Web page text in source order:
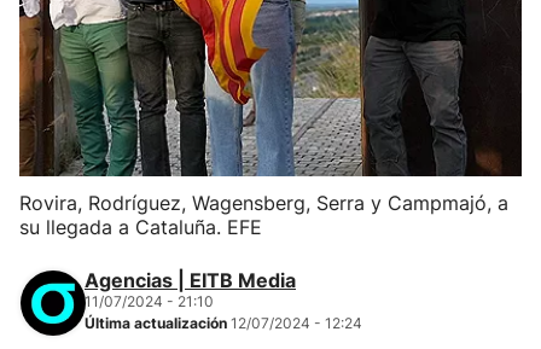
Rovira, Rodríguez, Wagensberg, Serra y Campmajó, a
su llegada a Cataluña. EFE
Agencias | EITB Media
11/07/2024 - 21:10
Última actualización 12/07/2024 - 12:24